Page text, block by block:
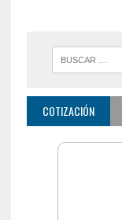
COTIZACIÓN